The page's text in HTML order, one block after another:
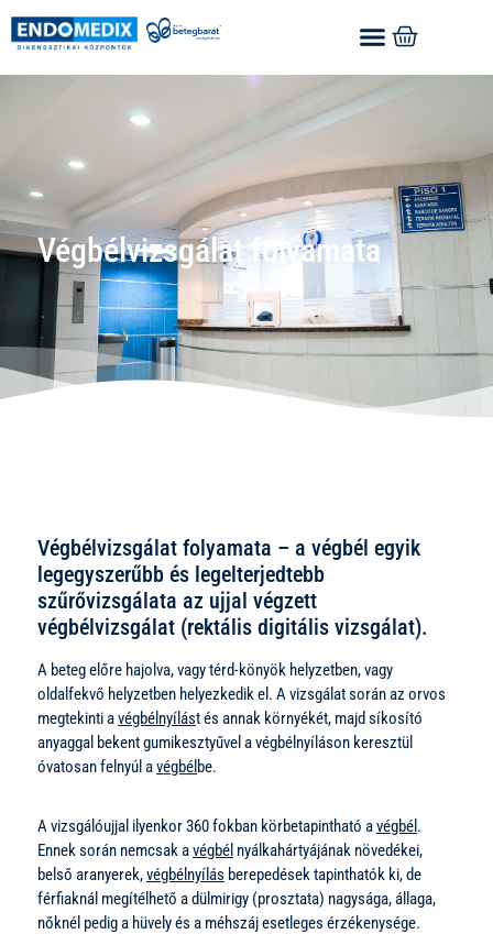
Végbélvizsgálat folyamata
Végbélvizsgálat folyamata – a végbél egyik
legegyszerűbb és legelterjedtebb
szűrővizsgálata az ujjal végzett
végbélvizsgálat (rektális digitális vizsgálat).
A beteg előre hajolva, vagy térd-könyök helyzetben, vagy
oldalfekvő helyzetben helyezkedik el. A vizsgálat során az orvos
megtekinti avégbélnyílást és annak környékét, majd síkosító
anyaggal bekent gumikesztyűvel a végbélnyíláson keresztül
óvatosan felnyúl avégbél be.
A vizsgálóujjal ilyenkor 360 fokban körbetapintható avégbél .
Ennek során nemcsak avégbél nyálkahártyájának növedékei,
belső aranyerek,végbélnyílás berepedések tapinthatók ki, de
férfiaknál megítélhető a dülmirigy (prosztata) nagysága, állaga,
nőknél pedig a hüvely és a méhszáj esetleges érzékenysége.